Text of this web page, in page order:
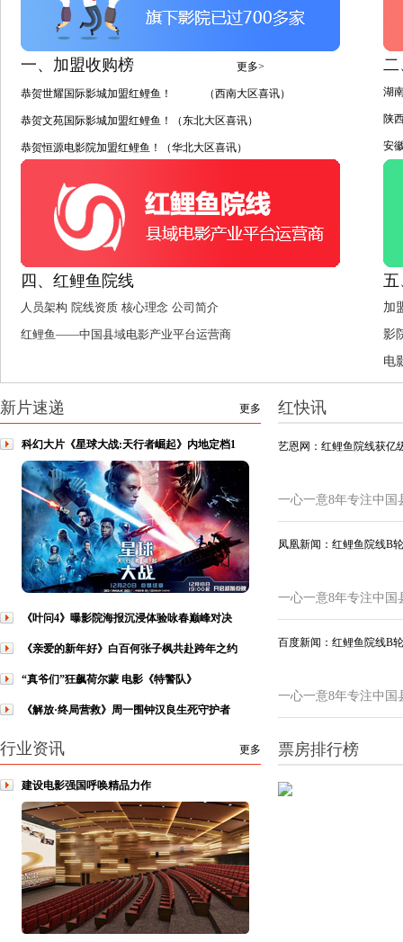
一、加盟收购榜 更多>
恭贺世耀国际影城加盟红鲤鱼！ （西南大区喜讯）
恭贺文苑国际影城加盟红鲤鱼！（东北大区喜讯）
恭贺恒源电影院加盟红鲤鱼！（华北大区喜讯）
二
湖
陕
安
四、红鲤鱼院线
人员架构 院线资质 核心理念 公司简介
红鲤鱼——中国县域电影产业平台运营商
五
加
影
电
更多
新片速递
科幻大片《星球大战:天行者崛起》内地定档1
《叶问4》曝影院海报沉浸体验咏春巅峰对决
《亲爱的新年好》白百何张子枫共赴跨年之约
“真爷们”狂飙荷尔蒙 电影《特警队》
《解放·终局营救》周一围钟汉良生死守护者
更多
行业资讯
建设电影强国呼唤精品力作
红快讯
艺恩网：红鲤鱼院线获亿
一心一意8年专注中国
凤凰新闻：红鲤鱼院线B
一心一意8年专注中国
百度新闻：红鲤鱼院线B
一心一意8年专注中国
票房排行榜